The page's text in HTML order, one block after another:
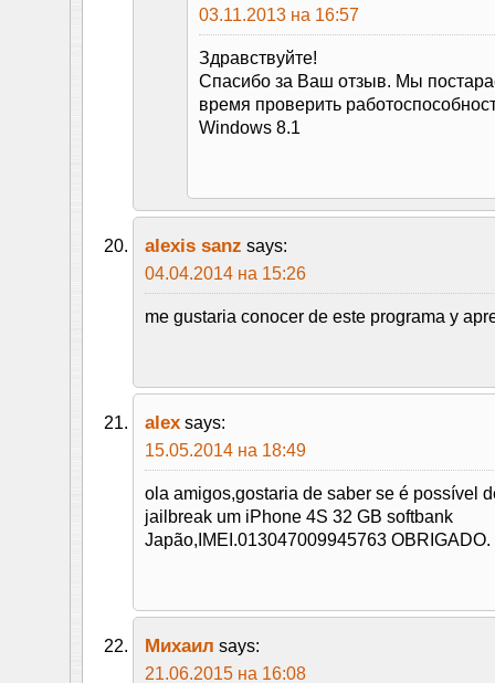
03.11.2013 на 16:57
Здравствуйте!
Спасибо за Ваш отзыв. Мы
время проверить
Windows 8.1
alexis sanz says:
04.04.2014 на 15:26
me gustaria conocer de este programa y
alex says:
15.05.2014 на 18:49
ola amigos,gostaria de saber se é possível
jailbreak um iPhone 4S 32 GB softbank
Japão,IMEI.013047009945763 OBRIGADO.
Михаил says:
21.06.2015 на 16:08